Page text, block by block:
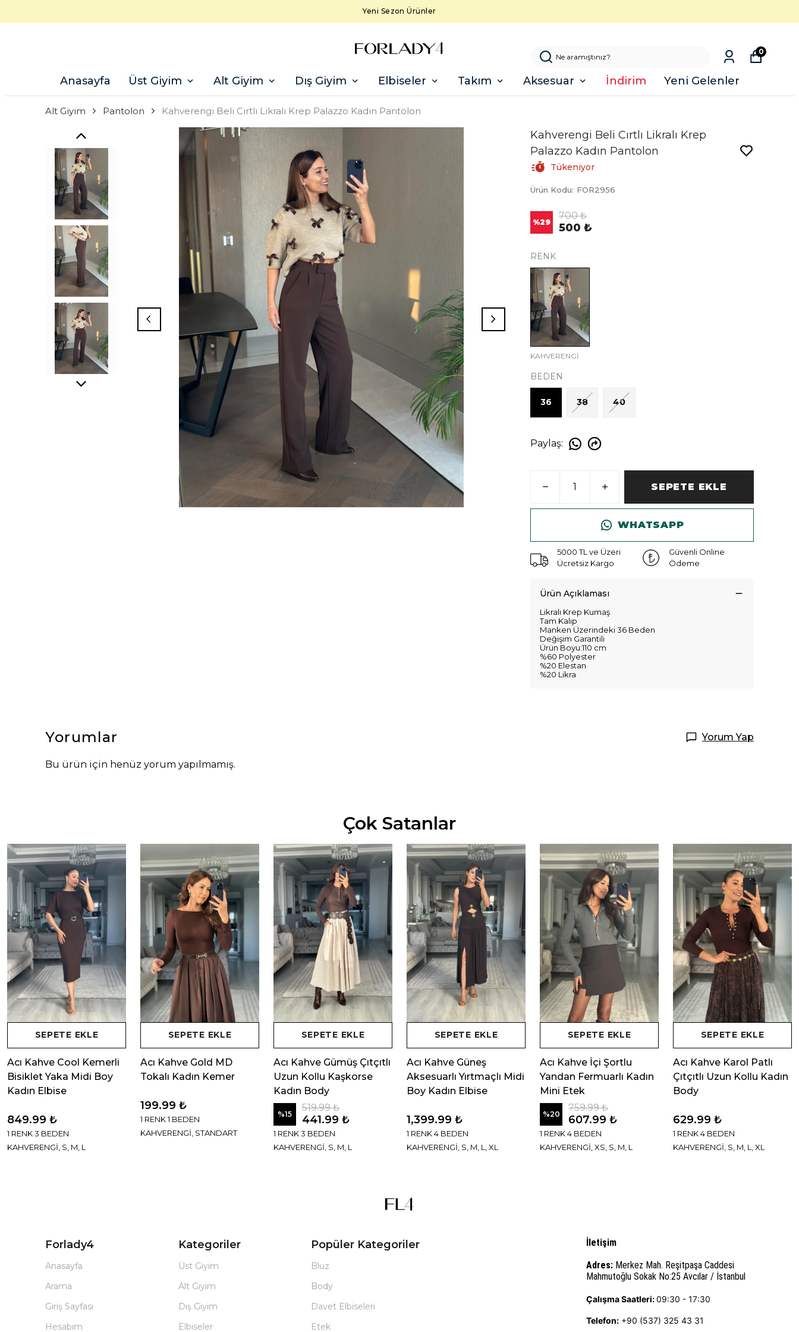
Yeni Sezon Ürünler
Anasayfa Üst Giyim Alt Giyim Dış Giyim Elbiseler Takım Aksesuar İndirim Yeni Gelenler
0
Alt Giyim Pantolon Kahverengi Beli Cırtlı Likralı Krep Palazzo Kadın Pantolon
Kahverengi Beli Cırtlı Likralı Krep
Palazzo Kadın Pantolon
Tükeniyor
Ürün Kodu: FOR2956
%29
700 ₺
500 ₺
RENK
KAHVERENGİ
BEDEN
36 38 40
Paylaş:
SEPETE EKLE
WHATSAPP
5000 TL ve Üzeri
Ücretsiz Kargo
Güvenli Online
Ödeme
Ürün Açıklaması
Likralı Krep Kumaş
Tam Kalıp
Manken Üzerindeki 36 Beden
Değişim Garantili
Ürün Boyu:110 cm
%60 Polyester
%20 Elestan
%20 Likra
Yorumlar Yorum Yap
Bu ürün için henüz yorum yapılmamış.
Çok Satanlar
SEPETE EKLE
Acı Kahve Cool Kemerli
Bisiklet Yaka Midi Boy
Kadın Elbise
849.99 ₺
1 RENK 3 BEDEN
KAHVERENGİ, S, M, L
SEPETE EKLE
Acı Kahve Gold MD
Tokalı Kadın Kemer
199.99 ₺
1 RENK 1 BEDEN
KAHVERENGİ, STANDART
SEPETE EKLE
Acı Kahve Gümüş Çıtçıtlı
Uzun Kollu Kaşkorse
Kadın Body
%15
519.99 ₺
441.99 ₺
1 RENK 3 BEDEN
KAHVERENGİ, S, M, L
SEPETE EKLE
Acı Kahve Güneş
Aksesuarlı Yırtmaçlı Midi
Boy Kadın Elbise
1,399.99 ₺
1 RENK 4 BEDEN
KAHVERENGİ, S, M, L, XL
SEPETE EKLE
Acı Kahve İçi Şortlu
Yandan Fermuarlı Kadın
Mini Etek
%20
759.99 ₺
607.99 ₺
1 RENK 4 BEDEN
KAHVERENGİ, XS, S, M, L
SEPETE EKLE
Acı Kahve Karol Patlı
Çıtçıtlı Uzun Kollu Kadın
Body
629.99 ₺
1 RENK 4 BEDEN
KAHVERENGİ, S, M, L, XL
Forlady4
Anasayfa
Arama
Giriş Sayfası
Hesabım
Kategoriler
Üst Giyim
Alt Giyim
Dış Giyim
Elbiseler
Popüler Kategoriler
Bluz
Body
Davet Elbiseleri
Etek
İletişim
Adres: Merkez Mah. Reşitpaşa Caddesi
Mahmutoğlu Sokak No:25 Avcılar / İstanbul
Çalışma Saatleri:09:30 - 17:30
Telefon: +90 (537) 325 43 31